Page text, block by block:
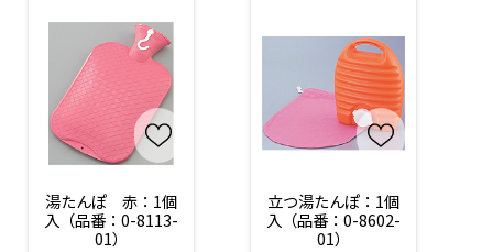
湯たんぽ　赤：1個
入（品番：0-8113-
01）
立つ湯たんぽ：1個
入（品番：0-8602-
01）